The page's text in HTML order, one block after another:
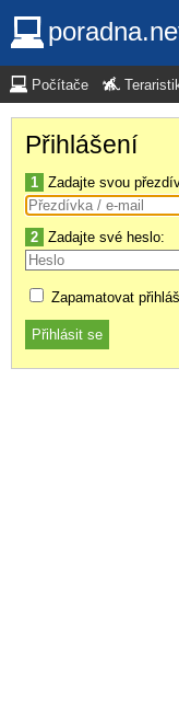
Počítače
Přihlášení
1 Zadajte svou
2 Zadajte své heslo:
Zapamatovat